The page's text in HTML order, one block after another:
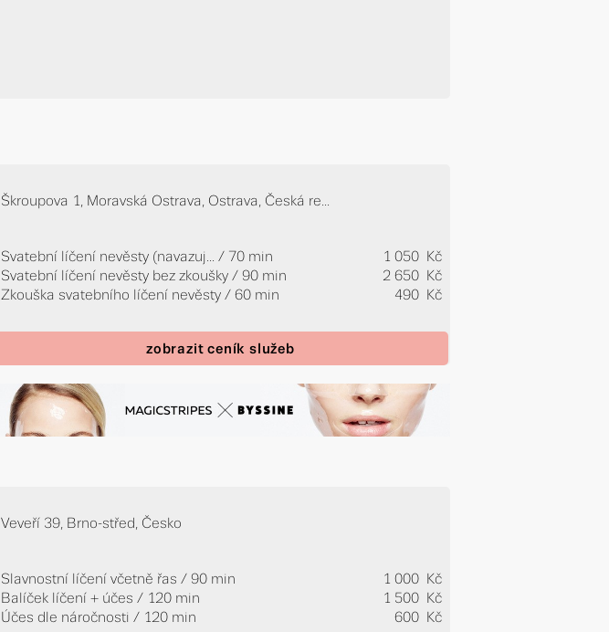
Škroupova 1, Moravská Ostrava, Ostrava, Česká re...
Svatební líčení nevěsty (navazuj... / 70 min
1 050 Kč
Svatební líčení nevěsty bez zkoušky / 90 min
2 650 Kč
Zkouška svatebního líčení nevěsty / 60 min
490 Kč
zobrazit ceník služeb
Veveří 39, Brno-střed, Česko
Slavnostní líčení včetně řas / 90 min
1 000 Kč
Balíček líčení + účes / 120 min
1 500 Kč
Účes dle náročnosti / 120 min
600 Kč